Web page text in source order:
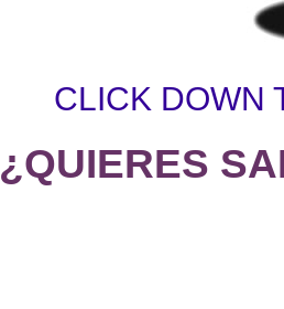
CLICK DOWN
¿QUIERES